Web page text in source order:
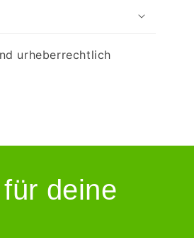
urheberrechtlich
deine